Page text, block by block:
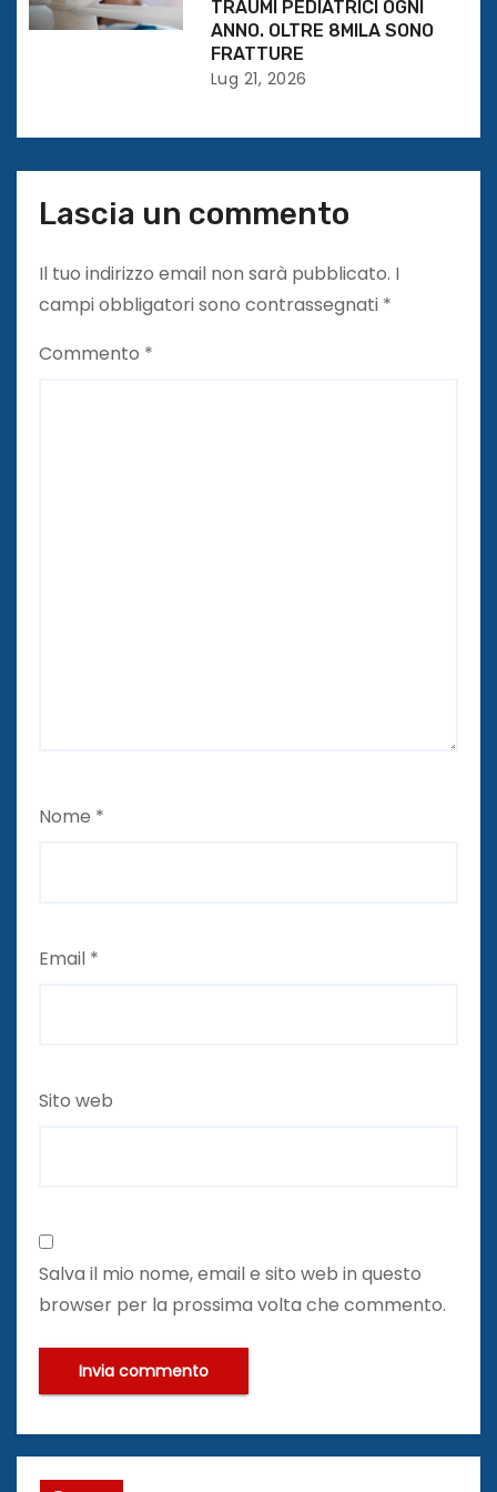
l
TRAUMI PEDIATRICI OGNI
ANNO. OLTRE 8MILA SONO
FRATTURE
Lug 21, 2026
Lascia un commento
Il tuo indirizzo email non sarà pubblicato. I
campi obbligatori sono contrassegnati *
Commento *
Nome *
Email *
Sito web
Salva il mio nome, email e sito web in questo
browser per la prossima volta che commento.